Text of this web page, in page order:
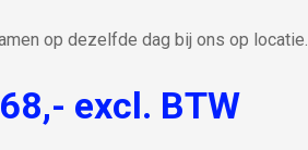
op dezelfde dag bij ons op locatie.
excl. BTW